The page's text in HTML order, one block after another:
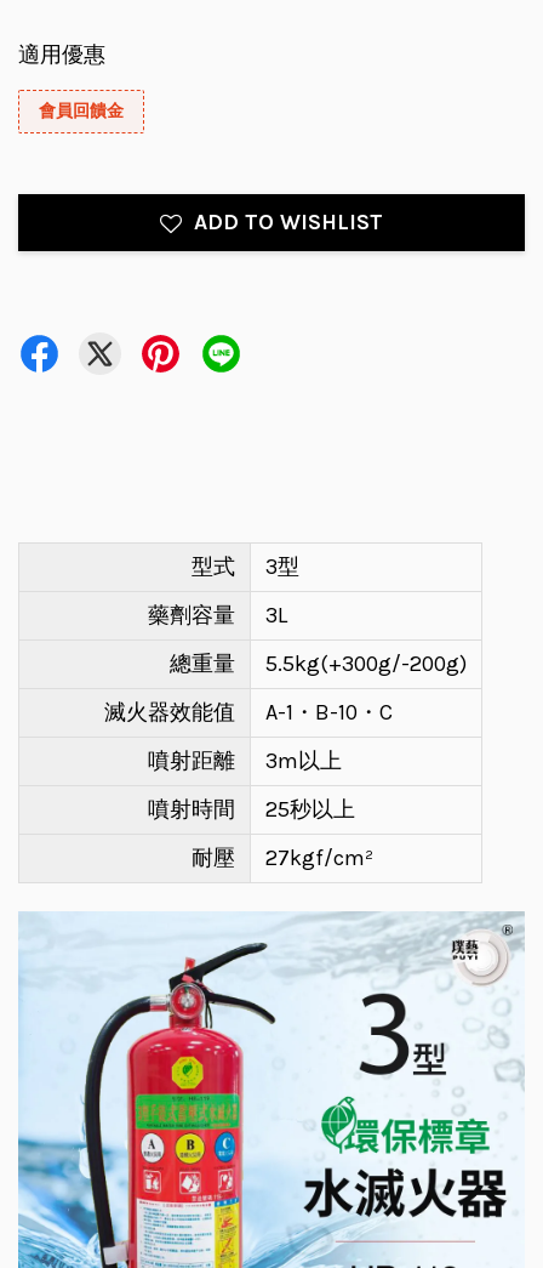
適用優惠
會員回饋金
ADD TO WISHLIST
型式
3型
藥劑容量
3L
總重量
5.5kg(+300g/-200g)
滅火器效能值
A-1・B-10・C
噴射距離
3m以上
噴射時間
25秒以上
耐壓
27kgf/cm²